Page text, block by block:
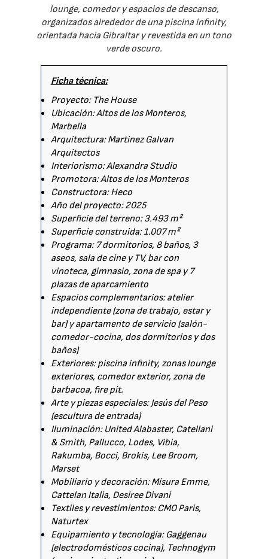
lounge, comedor y espacios de descanso,
organizados alrededor de una piscina infinity,
orientada hacia Gibraltar y revestida en un tono
verde oscuro.
Ficha técnica:
Proyecto: The House
Ubicación: Altos de los Monteros,
Marbella
Arquitectura: Martinez Galvan
Arquitectos
Interiorismo: Alexandra Studio
Promotora: Altos de los Monteros
Constructora: Heco
Año del proyecto: 2025
Superficie del terreno: 3.493 m²
Superficie construida: 1.007 m²
Programa: 7 dormitorios, 8 baños, 3
aseos, sala de cine y TV, bar con
vinoteca, gimnasio, zona de spa y 7
plazas de aparcamiento
Espacios complementarios: atelier
independiente (zona de trabajo, estar y
bar) y apartamento de servicio (salón-
comedor-cocina, dos dormitorios y dos
baños)
Exteriores: piscina infinity, zonas lounge
exteriores, comedor exterior, zona de
barbacoa, fire pit.
Arte y piezas especiales: Jesús del Peso
(escultura de entrada)
Iluminación: United Alabaster, Catellani
& Smith, Pallucco, Lodes, Vibia,
Rakumba, Bocci, Brokis, Lee Broom,
Marset
Mobiliario y decoración: Misura Emme,
Cattelan Italia, Desiree Divani
Textiles y revestimientos: CMO Paris,
Naturtex
Equipamiento y tecnología: Gaggenau
(electrodomésticos cocina), Technogym